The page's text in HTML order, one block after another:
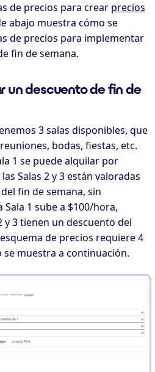
de precios para crear precios
abajo muestra cómo se
de precios para implementar
fin de semana.
un descuento de fin de
3 salas disponibles, que
bodas, fiestas, etc.
1 se puede alquilar por
Salas 2 y 3 están valoradas
fin de semana, sin
1 sube a $100/hora,
y 3 tienen un descuento del
de precios requiere 4
muestra a continuación.